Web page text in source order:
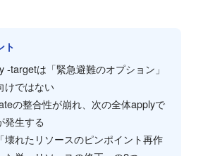
ト
-targetは「緊急避難のオプション」
けではない
の整合性が崩れ、次の全体applyで
発生する
壊れたリソースのピンポイント再作